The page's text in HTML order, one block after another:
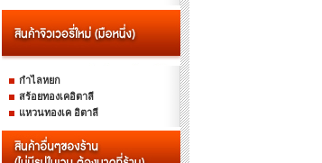
กำไลหยก
สร้อยทองเคอิตาลี
แหวนทองเค อิตาลี